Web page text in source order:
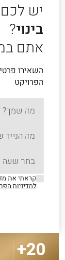
יש
בינוי?
אתם
השאירו
הפרויקט
קראתי את
למדיניות
20+